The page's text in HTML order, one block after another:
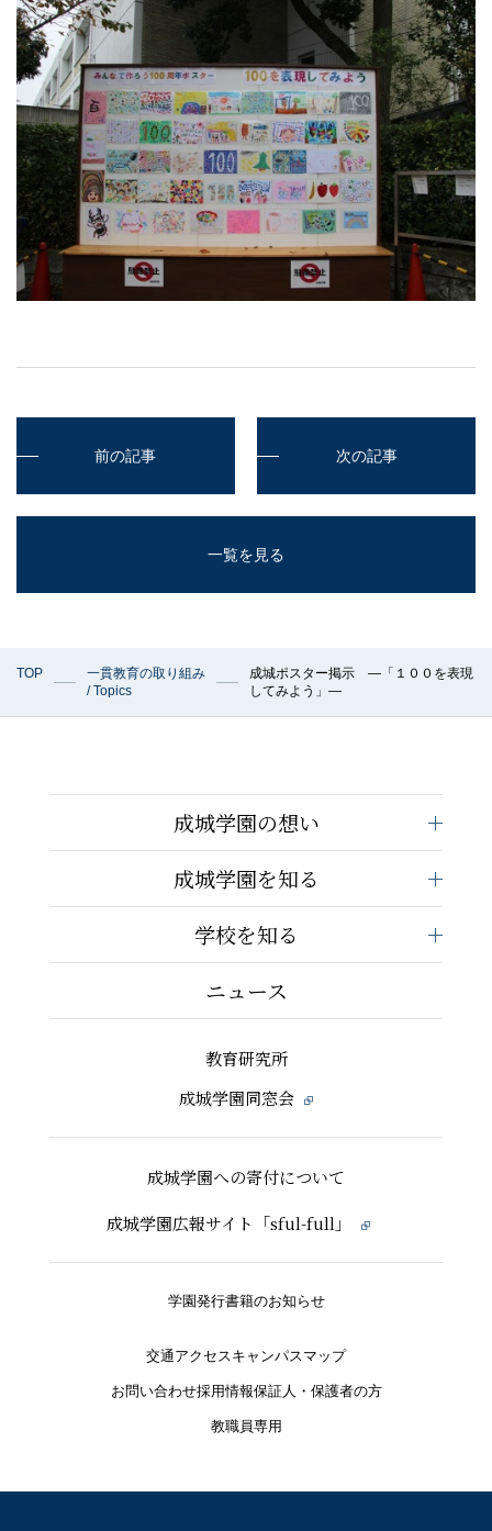
情報セキュリティ方針
サイトポリシー
前の記事 次の記事
一覧を見る
TOP
一貫教育の取り組み
/ Topics
成城ポスター掲示 —「１００を表現
してみよう」—
成城学園の想い
成城学園を知る
学校を知る
ニュース
教育研究所
成城学園同窓会
成城学園への寄付について
成城学園広報サイト「sful-full」
学園発行書籍のお知らせ
交通アクセスキャンパスマップ
お問い合わせ採用情報保証人・保護者の方
教職員専用